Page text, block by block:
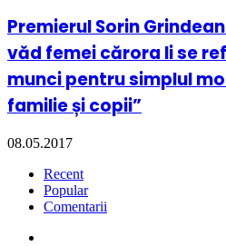
Premierul Sorin
văd femei cărora li se
munci pentru simplul
familie și copii”
08.05.2017
Recent
Popular
Comentarii